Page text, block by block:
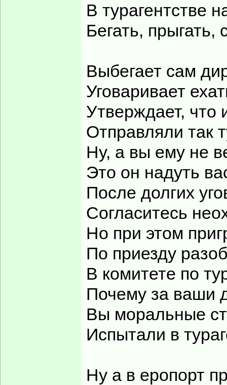
В турагентстве
Бегать, прыгать,
Выбегает сам
Уговаривает
Утверждает, что
Отправляли так
Ну, а вы ему не
Это он надуть
После долгих
Согласитесь
Но при этом
По приезду
В комитете по
Почему за ваши
Вы моральные
Испытали в
Ну а в еропорт